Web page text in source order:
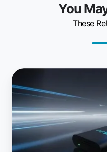
You
These
Drukowanie
z
każdego
miejsca:
Przedstawiamy
ezeep
Hub